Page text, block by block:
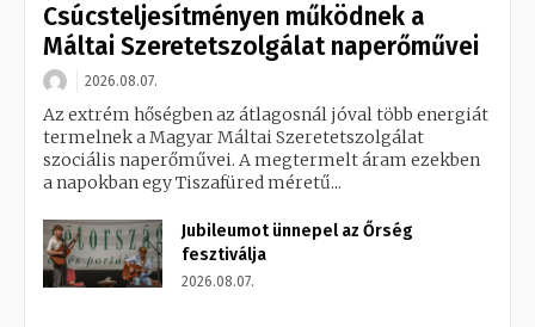
Csúcsteljesítményen működnek a
Máltai Szeretetszolgálat naperőművei
2026.08.07.
Az extrém hőségben az átlagosnál jóval több energiát
termelnek a Magyar Máltai Szeretetszolgálat
szociális naperőművei. A megtermelt áram ezekben
a napokban egy Tiszafüred méretű...
Jubileumot ünnepel az Őrség
fesztiválja
2026.08.07.